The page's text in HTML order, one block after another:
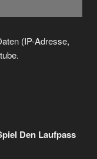
(IP-Adresse,
Den Laufpass